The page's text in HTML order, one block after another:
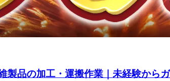
製品の加工・運搬作業｜未経験か